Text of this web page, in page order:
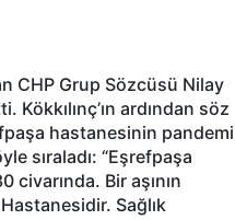
CHP Grup Sözcüsü Nilay
Kökkılınç’ın ardından söz
hastanesinin pandemi
sıraladı: “Eşrefpaşa
civarında. Bir aşının
Sağlık